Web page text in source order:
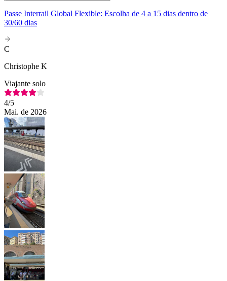
Passe Interrail Global Flexible: Escolha de 4 a 15 dias dentro de
30/60 dias
C
Christophe K
Viajante solo
4/5
Mai. de 2026